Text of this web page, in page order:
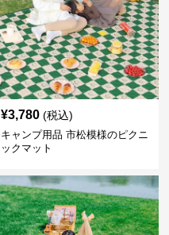
¥3,780 (税込)
キャンプ用品 市松模様のピクニ
ックマット